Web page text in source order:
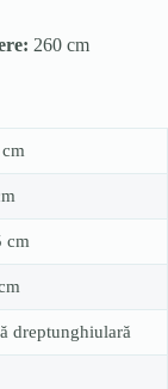
260 cm
cm
dreptunghiulară